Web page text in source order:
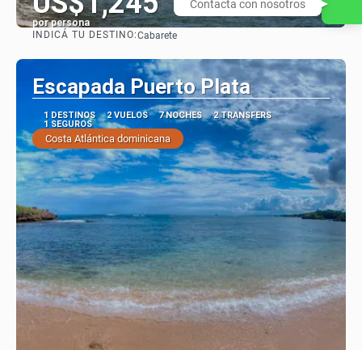
por persona
Ver
INDICÁ TU DESTINO:Cabarete
Escapada Puerto Plata
1 DESTINOS 2 VUELOS 7 NOCHES
2 TRANSFERS
1 SEGUROS
Costa Atlántica dominicana
Contacta con nosotros